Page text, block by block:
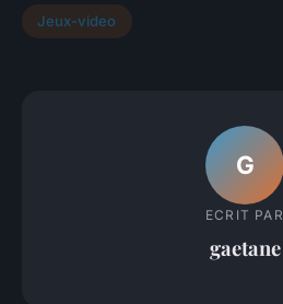
Jeux-video
G
ECRIT PAR
gaetane